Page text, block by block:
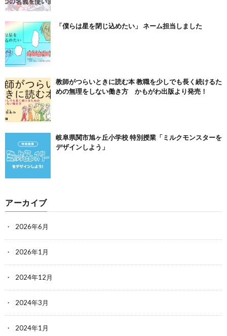
「僕らは星を閉じ込めたい」 ネーム担当しました
教師がつらいときに読む本 教職を少しでも長く続けるた
めの無理をしない働き方 かもがわ出版より発売！
岐阜県関市旭ヶ丘小学校 特別授業「ミルクモンスターを
デザインしよう」
アーカイブ
2026年6月
2026年1月
2024年12月
2024年3月
2024年1月